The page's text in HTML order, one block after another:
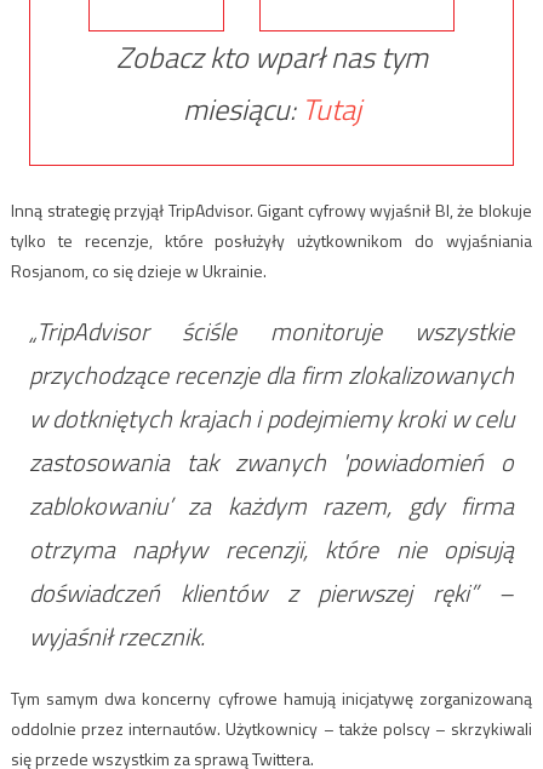
Zobacz kto wparł nas tym
miesiącu: Tutaj
Inną strategię przyjął TripAdvisor. Gigant cyfrowy wyjaśnił BI, że blokuje
tylko te recenzje, które posłużyły użytkownikom do wyjaśniania
Rosjanom, co się dzieje w Ukrainie.
„TripAdvisor ściśle monitoruje wszystkie
przychodzące recenzje dla firm zlokalizowanych
w dotkniętych krajach i podejmiemy kroki w celu
zastosowania tak zwanych 'powiadomień o
zablokowaniu’ za każdym razem, gdy firma
otrzyma napływ recenzji, które nie opisują
doświadczeń klientów z pierwszej ręki” –
wyjaśnił rzecznik.
Tym samym dwa koncerny cyfrowe hamują inicjatywę zorganizowaną
oddolnie przez internautów. Użytkownicy – także polscy – skrzykiwali
się przede wszystkim za sprawą Twittera.